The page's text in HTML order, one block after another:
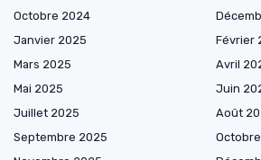
Octobre 2024
Janvier 2025
Février
Mars 2025
Avril
Mai 2025
Juin
Juillet 2025
Août
Septembre 2025